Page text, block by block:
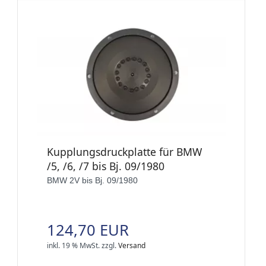
Kupplungsdruckplatte für BMW
/5, /6, /7 bis Bj. 09/1980
BMW 2V bis Bj. 09/1980
124,70 EUR
inkl. 19 % MwSt.zzgl.Versand